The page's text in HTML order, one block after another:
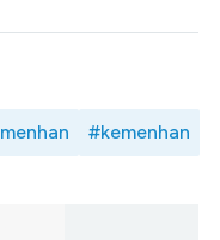
#kemenhan